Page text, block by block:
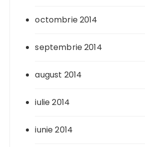
octombrie 2014
septembrie 2014
august 2014
iulie 2014
iunie 2014